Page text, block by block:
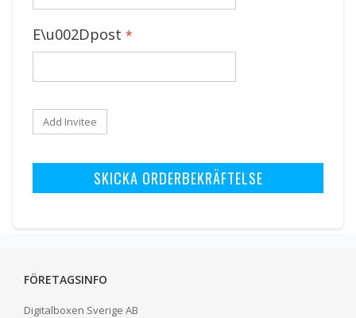
E\u002Dpost
Add Invitee
SKICKA ORDERBEKRÄFTELSE
FÖRETAGSINFO
Digitalboxen Sverige AB